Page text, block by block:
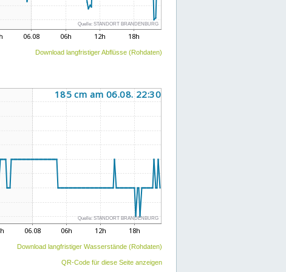
Download langfristiger Abflüsse (Rohdaten)
Download langfristiger Wasserstände (Rohdaten)
QR-Code für diese Seite anzeigen